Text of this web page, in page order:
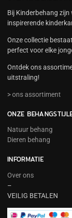
Bij Kinderbehang zijn
inspirerende
Onze collectie
perfect voor elke
Ontdek ons
uitstraling!
> ons assortiment
ONZE
Natuur behang
Dieren behang
INFORMATIE
Over ons
–
VEILIG BETALEN